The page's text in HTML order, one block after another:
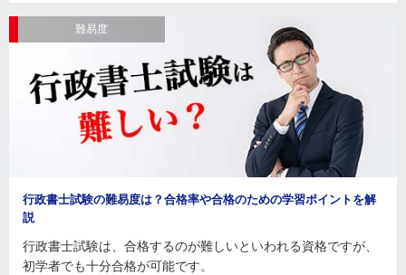
難易度
行政書士試験の難易度は？合格率や合格のための学習ポイントを解
説
行政書士試験は、合格するのが難しいといわれる資格ですが、
初学者でも十分合格が可能です。